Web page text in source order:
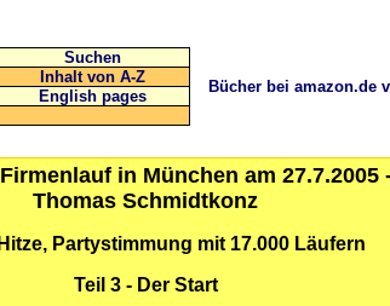
Suchen
Inhalt von A-Z
English pages
Bücher bei amazon.de
in München am
Thomas Schmidtkonz
Partystimmung mit 17.000 Läufern
Teil 3 - Der Start